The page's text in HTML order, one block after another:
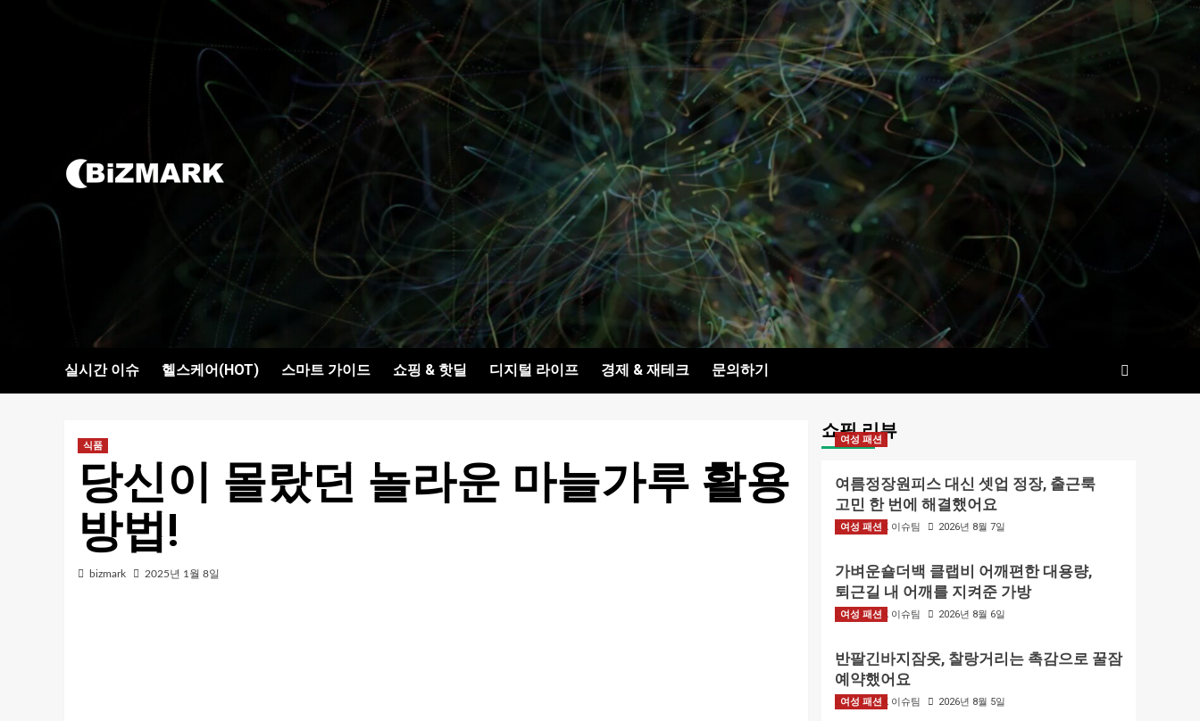
실시간 이슈 헬스케어(HOT) 스마트 가이드 쇼핑 & 핫딜 디지털 라이프 경제 & 재테크 문의하기
식품
당신이 몰랐던 놀라운 마늘가루 활용
방법!
bizmark 2025년 1월 8일
쇼핑 리뷰
여성 패션
여름정장원피스 대신 셋업 정장, 출근룩
고민 한 번에 해결했어요
BIZMARK 이슈팀 2026년 8월 7일
여성 패션
가벼운숄더백 클랩비 어깨편한 대용량,
퇴근길 내 어깨를 지켜준 가방
BIZMARK 이슈팀 2026년 8월 6일
여성 패션
반팔긴바지잠옷, 찰랑거리는 촉감으로 꿀잠
예약했어요
BIZMARK 이슈팀 2026년 8월 5일
여성 패션